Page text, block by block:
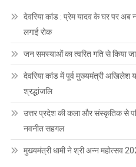
देवरिया कांड : प्रेम यादव के घर पर अब
लगाई रोक
जन समस्याओं का त्वरित गति से किया
देवरिया कांड में पूर्व मुख्यमंत्री अखिलेश
श्रद्धांजलि
उत्तर प्रदेश की कला और संस्कृतिक से
नवनीत सहगल
मुख्यमंत्री धामी ने श्री अन्न महोत्सव